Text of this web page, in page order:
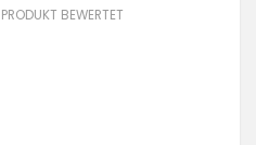
BEWERTET